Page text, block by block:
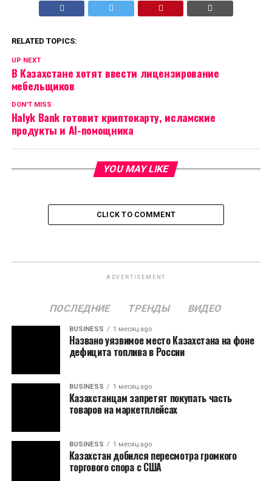
RELATED TOPICS:
UP NEXT
В Казахстане хотят ввести лицензирование
мебельщиков
DON'T MISS
Halyk Bank готовит криптокарту, исламские
продукты и AI-помощника
YOU MAY LIKE
CLICK TO COMMENT
ADVERTISEMENT
ПОСЛЕДНИЕ ТРЕНДЫ ВИДЕО
BUSINESS 1 месяц ago
Названо уязвимое место Казахстана на фоне
дефицита топлива в России
BUSINESS 1 месяц ago
Казахстанцам запретят покупать часть
товаров на маркетплейсах
BUSINESS 1 месяц ago
Казахстан добился пересмотра громкого
торгового спора с США